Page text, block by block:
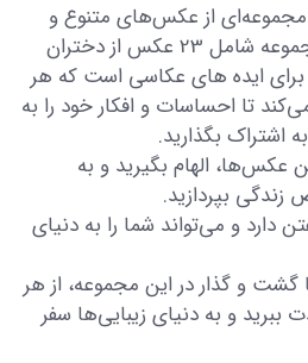
مجموعه‌ای از عکس‌های متنوع و
زیبا دعوت می‌کنیم. این مجموعه شامل 23 عکس از دختران
ایده های عکاسی است که هر
تا احساسات و افکار خود را به
اشتراک بگذارید.
عکس‌ها، الهام بگیرید و به
زندگی بپردازید.
دارد و می‌تواند شما را به دنیای
گشت و گذار در این مجموعه، از هر
ببرید و به دنیای زیبایی‌ها سفر